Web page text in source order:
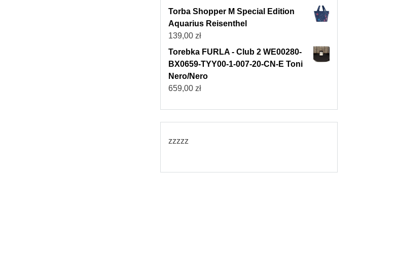
Torba Shopper M Special Edition
Aquarius Reisenthel
139,00 zł
Torebka FURLA - Club 2 WE00280-
BX0659-TYY00-1-007-20-CN-E Toni
Nero/Nero
659,00 zł
zzzzz